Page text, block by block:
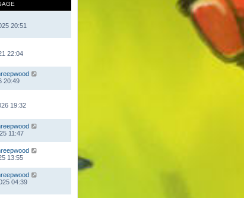
20:51
22:04
20:49
19:32
11:47
13:55
04:39